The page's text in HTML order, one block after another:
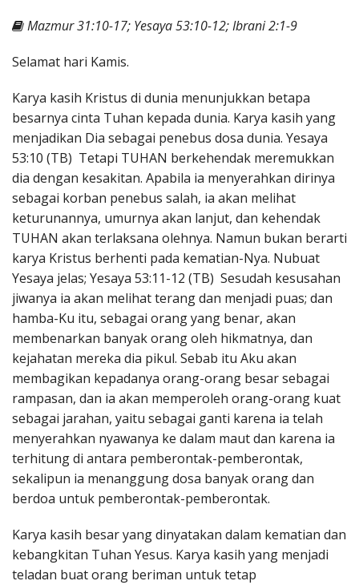
Materi
Mazmur 31:10-17; Yesaya 53:10-12; Ibrani 2:1-9
Selamat hari Kamis.
Karya kasih Kristus di dunia menunjukkan betapa
besarnya cinta Tuhan kepada dunia. Karya kasih yang
menjadikan Dia sebagai penebus dosa dunia. Yesaya
53:10 (TB) Tetapi TUHAN berkehendak meremukkan
dia dengan kesakitan. Apabila ia menyerahkan dirinya
sebagai korban penebus salah, ia akan melihat
keturunannya, umurnya akan lanjut, dan kehendak
TUHAN akan terlaksana olehnya. Namun bukan berarti
karya Kristus berhenti pada kematian-Nya. Nubuat
Yesaya jelas; Yesaya 53:11-12 (TB) Sesudah kesusahan
jiwanya ia akan melihat terang dan menjadi puas; dan
hamba-Ku itu, sebagai orang yang benar, akan
membenarkan banyak orang oleh hikmatnya, dan
kejahatan mereka dia pikul. Sebab itu Aku akan
membagikan kepadanya orang-orang besar sebagai
rampasan, dan ia akan memperoleh orang-orang kuat
sebagai jarahan, yaitu sebagai ganti karena ia telah
menyerahkan nyawanya ke dalam maut dan karena ia
terhitung di antara pemberontak-pemberontak,
sekalipun ia menanggung dosa banyak orang dan
berdoa untuk pemberontak-pemberontak.
Karya kasih besar yang dinyatakan dalam kematian dan
kebangkitan Tuhan Yesus. Karya kasih yang menjadi
teladan buat orang beriman untuk tetap